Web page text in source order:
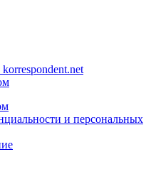
и персональных